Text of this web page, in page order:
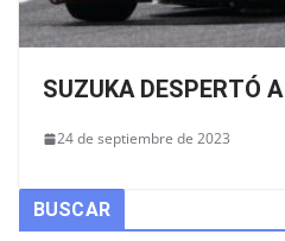
SUZUKA DESPERTÓ
24 de septiembre de 2023
BUSCAR